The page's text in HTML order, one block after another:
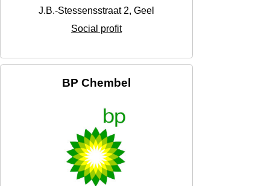
J.B.-Stessensstraat 2, Geel
Social profit
BP Chembel